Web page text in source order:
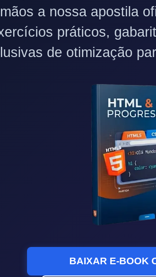
mãos a nossa apostila
práticos,
de otimização
BAIXAR E-BOOK